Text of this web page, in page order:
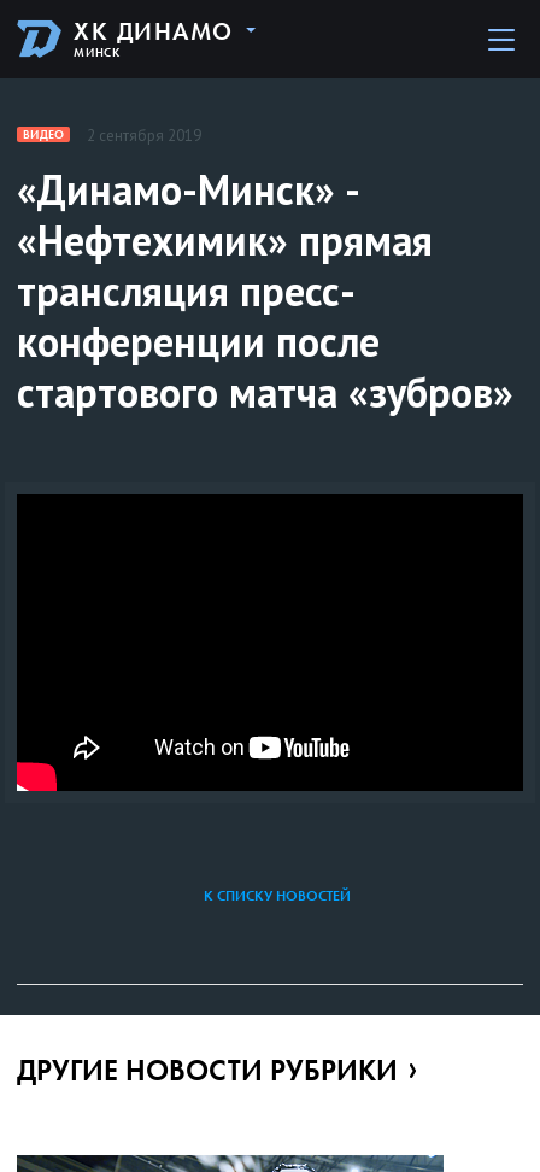
ХК ДИНАМО
МИНСК
ВИДЕО 2 сентября 2019
«Динамо-Минск» -
«Нефтехимик» прямая
трансляция пресс-
конференции после
стартового матча «зубров»
К СПИСКУ НОВОСТЕЙ
ДРУГИЕ НОВОСТИ РУБРИКИ